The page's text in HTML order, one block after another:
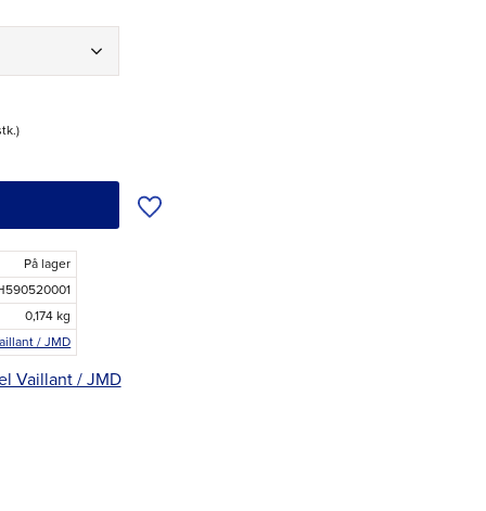
Tilføj til ønskeliste
På lager
0,174 kg
/ JMD
Vaillant / JMD